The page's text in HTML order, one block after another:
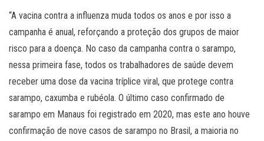
“A vacina contra a influenza muda todos os anos e por isso a
campanha é anual, reforçando a proteção dos grupos de maior
risco para a doença. No caso da campanha contra o sarampo,
nessa primeira fase, todos os trabalhadores de saúde devem
receber uma dose da vacina tríplice viral, que protege contra
sarampo, caxumba e rubéola. O último caso confirmado de
sarampo em Manaus foi registrado em 2020, mas este ano houve
confirmação de nove casos de sarampo no Brasil, a maioria no